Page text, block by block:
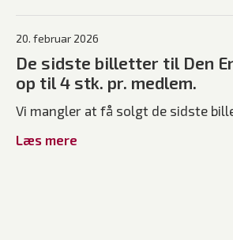
De sidste billetter til Den
op til 4 stk. pr. medlem.
20. februar 2026
Vi mangler at få solgt de sidste
Læs mere